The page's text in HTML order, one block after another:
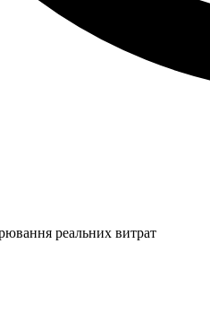
реальних витрат